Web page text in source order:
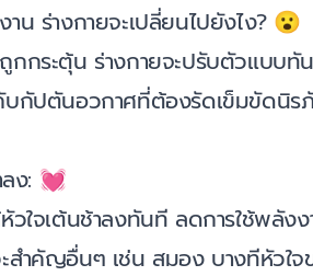
าน ร่างกายจะเปลี่ยนไปยังไง? 😮
กระตุ้น ร่างกายจะปรับตัวแบบทั
กัปตันอวกาศที่ต้องรัดเข็มขัดนิร
ลง: 💓
หัวใจเต้นช้าลงทันที ลดการใช้พลัง
สำคัญอื่นๆ เช่น สมอง บางทีหัวใ